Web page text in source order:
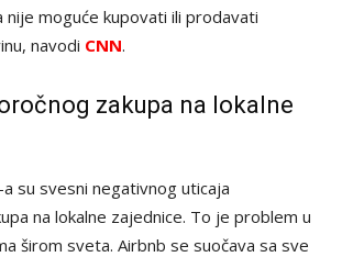
nije moguće kupovati ili prodavati
navodi CNN.
zakupa na lokalne
su svesni negativnog uticaja
na lokalne zajednice. To je problem u
širom sveta. Airbnb se suočava sa sve